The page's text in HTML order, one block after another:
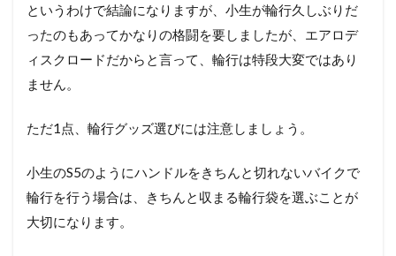
というわけで結論になりますが、小生が輪行久しぶりだ
ったのもあってかなりの格闘を要しましたが、エアロデ
ィスクロードだからと言って、輪行は特段大変ではあり
ません。
ただ1点、輪行グッズ選びには注意しましょう。
小生のS5のようにハンドルをきちんと切れないバイクで
輪行を行う場合は、きちんと収まる輪行袋を選ぶことが
大切になります。